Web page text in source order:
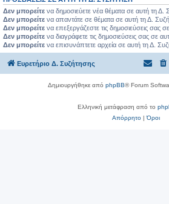
Δεν μπορείτε να δημοσιεύετε νέα θέματα σε αυτή τη Δ.
Δεν μπορείτε να απαντάτε σε θέματα σε αυτή τη Δ.
Δεν μπορείτε να επεξεργάζεστε τις δημοσιεύσεις σας
Δεν μπορείτε να διαγράφετε τις δημοσιεύσεις σας σε
Δεν μπορείτε να επισυνάπτετε αρχεία σε αυτή τη Δ.
Ευρετήριο Δ. Συζήτησης
Δημιουργήθηκε από phpBB® Forum
Ελληνική μετάφραση από το
Απόρρητο|Όροι